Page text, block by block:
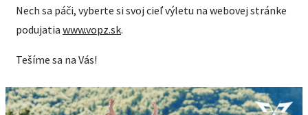
Nech sa páči, vyberte si svoj cieľ výletu na webovej stránke
podujatia www.vopz.sk.
Tešíme sa na Vás!